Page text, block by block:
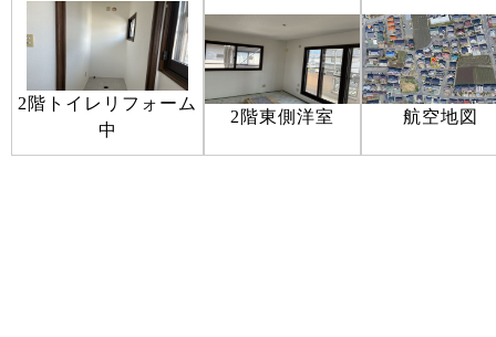
2階トイレリフォーム
中
2階東側洋室 航空地図